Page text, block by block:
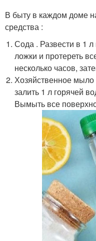
В быту в каждом доме
средства :
Сода . Развести в 1
ложки и протереть
несколько часов,
Хозяйственное мыло
залить 1 л горячей
Вымыть все